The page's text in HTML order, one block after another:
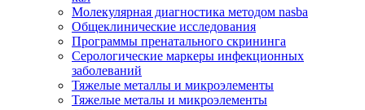
Молекулярная диагностика методом nasba
Общеклинические исследования
Программы пренатального скрининга
Серологические маркеры инфекционных
заболеваний
Тяжелые металлы и микроэлементы
Тяжелые металы и микроэлементы